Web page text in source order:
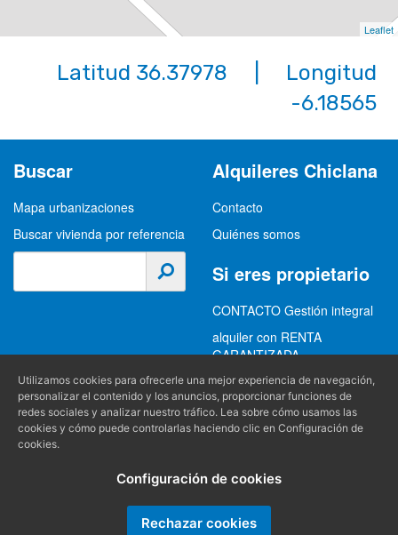
Leaflet
Latitud 36.37978 | Longitud
-6.18565
Buscar
Mapa urbanizaciones
Buscar vivienda por referencia
Alquileres Chiclana
Contacto
Quiénes somos
Si eres propietario
CONTACTO Gestión integral
alquiler con RENTA
GARANTIZADA
GESTION INTEGRAL
ALQUILER
Información
Política de privacidad
(+34) 956 489 403
info@alquilereschiclana.com
Utilizamos cookies para ofrecerle una mejor experiencia de navegación,
personalizar el contenido y los anuncios, proporcionar funciones de
redes sociales y analizar nuestro tráfico. Lea sobre cómo usamos las
cookies y cómo puede controlarlas haciendo clic en Configuración de
cookies.
Configuración de cookies
Rechazar cookies